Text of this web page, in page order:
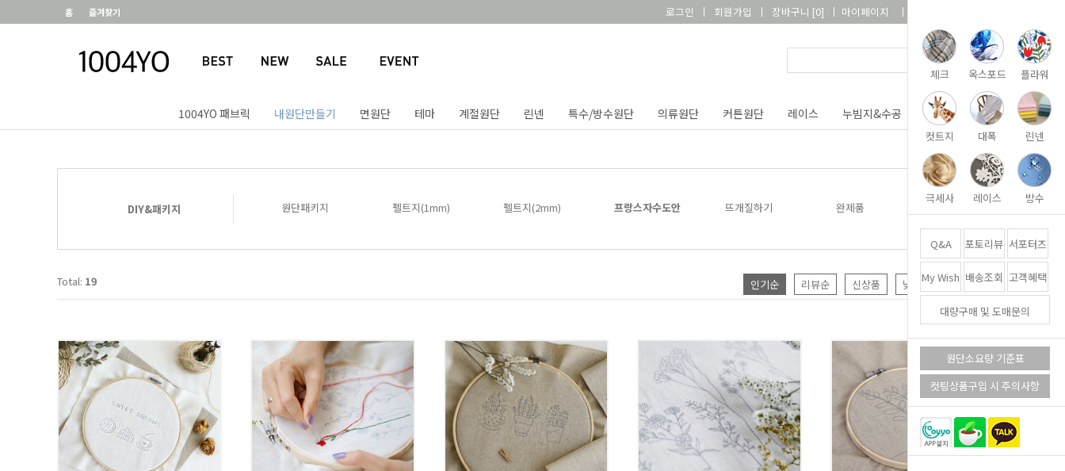
체크 옥스포드 플라워
컷트지 대폭 린넨
극세사 레이스 방수
Q&A 포토리뷰 서포터즈
My Wish 배송조회 고객혜택
대량구매 및 도매문의
원단소요량 기준표
컷팅상품구입 시 주의사항
홈 즐겨찾기 로그인 회원가입 장바구니 [0] 마이페이지
1004YO 패브릭 내원단만들기 면원단 테마 계절원단 린넨 특수/방수원단 의류원단 커튼원단 레이스 누빔지&수공 DIY&패키지 부자재
DIY&패키지 원단패키지 펠트지(1mm) 펠트지(2mm) 프랑스자수도안 뜨개질하기 완제품
Total: 19 인기순 리뷰순 신상품 낮은가격 높은가격